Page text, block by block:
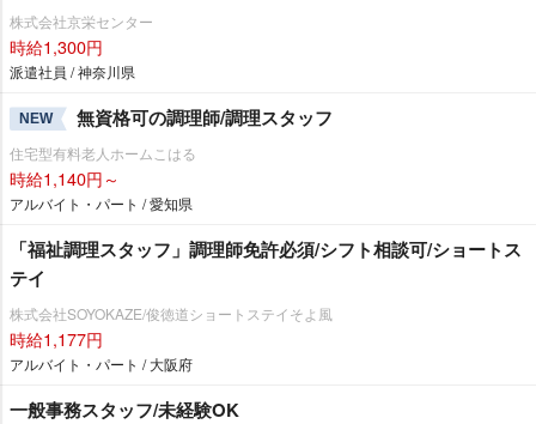
株式会社京栄センター
時給1,300円
派遣社員 / 神奈川県
NEW 無資格可の調理師/調理スタッフ
住宅型有料老人ホームこはる
時給1,140円～
アルバイト・パート / 愛知県
「福祉調理スタッフ」調理師免許必須/シフト相談可/ショートス
テイ
株式会社SOYOKAZE/俊徳道ショートステイそよ風
時給1,177円
アルバイト・パート / 大阪府
一般事務スタッフ/未経験OK